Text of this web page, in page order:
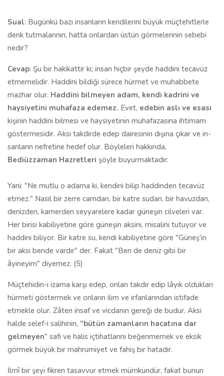
Sual: Bugünkü bazı insanların kendilerini büyük müçtehitlerle
denk tutmalarının, hatta onlardan üstün görmelerinin sebebi
nedir?
Cevap: Şu bir hakikattir ki; insan hiçbir şeyde haddini tecavüz
etme­melidir. Haddini bildiği sürece hürmet ve muhabbete
mazhar olur. Had­dini bilmeyen adam, kendi kadrini ve
haysiyetini muhafaza edemez. Evet, edebin aslı ve esası
kişinin haddini bilmesi ve haysiyetinin muhafazasına ihtimam
göstermesidir. Aksi takdirde edep dairesinin dışına çıkar ve in­
sanların nefretine hedef olur. Böyleleri hakkında,
Bediüzzaman Hazretleri şöyle buyurmaktadır:
Yani: "Ne mutlu o adama ki, kendini bilip haddinden tecavüz
etmez." Nasıl bir zerre camdan, bir katre sudan, bir havuzdan,
denizden, kamerden seyyarelere kadar güneşin cilveleri var.
Her birisi kabiliyetine göre güneşin aksini, misalini tutuyor ve
haddini biliyor. Bir katre su, kendi kabiliyetine göre "Güneş'in
bir aksi bende vardır" der. Fakat "Ben de deniz gibi bir
âyineyim" diyemez. (5)
Müçtehidin-i izama karşı edep, onları takdir edip lâyık oldukları
hürmeti göstermek ve onların ilim ve irfanlarından istifade
etmekle olur. Zâten insaf ve vicdanın gereği de budur. Aksi
halde selef-i salihinin, ''bütün zamanla­rın hacatına dar
gelmeyen" safı ve halis içtihatlarını beğenmemek ve eksik
görmek büyük bir mahrumiyet ve fahiş bir hatadır.
İlmî bir şeyi fikren tasavvur etmek mümkündür, fakat bunun